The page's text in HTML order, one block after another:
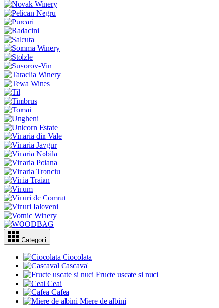
Categorii
Ciocolata
Cascaval
Fructe uscate si nuci
Ceai
Cafea
Miere de albini